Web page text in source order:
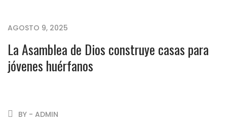
AGOSTO 9, 2025
La Asamblea de Dios construye casas para
jóvenes huérfanos
BY - ADMIN